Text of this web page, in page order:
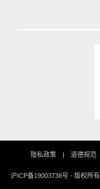
隐私政策 道德规范
沪ICP备19003738号 - 版权所